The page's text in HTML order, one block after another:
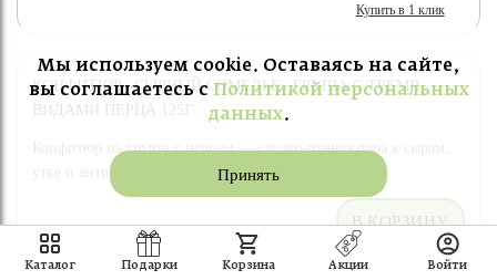
Купить в 1 клик
КОНФИТЮР «СЫРНЫЙ СОМЕЛЬЕ» ГРУША С ТРЕМЯ
ВИДАМИ ПЕРЦА 125Г
Конфитюр из груши с перцем — сладко-пряная пара к сырам,
утке и антипасти.
399 шт./ 125
Купить в 1 клик
Мы используем cookie. Оставаясь на сайте,
вы соглашаетесь с Политикой персональных
данных.
Принять
Каталог Подарки Корзина Акции Войти